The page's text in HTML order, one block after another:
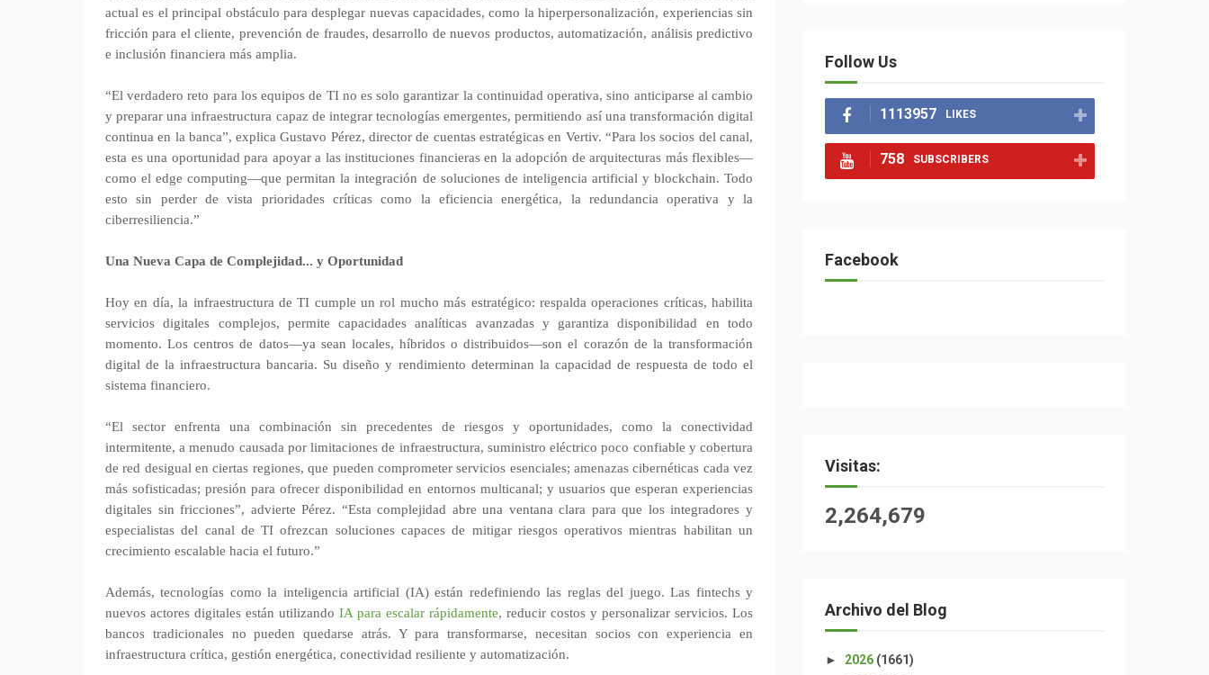
actual es el principal obstáculo para desplegar nuevas capacidades, como la hiperpersonalización, experiencias sin
fricción para el cliente, prevención de fraudes, desarrollo de nuevos productos, automatización, análisis predictivo
e inclusión financiera más amplia.
“El verdadero reto para los equipos de TI no es solo garantizar la continuidad operativa, sino anticiparse al cambio
y preparar una infraestructura capaz de integrar tecnologías emergentes, permitiendo así una transformación digital
continua en la banca”, explica Gustavo Pérez, director de cuentas estratégicas en Vertiv. “Para los socios del canal,
esta es una oportunidad para apoyar a las instituciones financieras en la adopción de arquitecturas más flexibles—
como el edge computing—que permitan la integración de soluciones de inteligencia artificial y blockchain. Todo
esto sin perder de vista prioridades críticas como la eficiencia energética, la redundancia operativa y la
ciberresiliencia.”
Una Nueva Capa de Complejidad... y Oportunidad
Hoy en día, la infraestructura de TI cumple un rol mucho más estratégico: respalda operaciones críticas, habilita
servicios digitales complejos, permite capacidades analíticas avanzadas y garantiza disponibilidad en todo
momento. Los centros de datos—ya sean locales, híbridos o distribuidos—son el corazón de la transformación
digital de la infraestructura bancaria. Su diseño y rendimiento determinan la capacidad de respuesta de todo el
sistema financiero.
“El sector enfrenta una combinación sin precedentes de riesgos y oportunidades, como la conectividad
intermitente, a menudo causada por limitaciones de infraestructura, suministro eléctrico poco confiable y cobertura
de red desigual en ciertas regiones, que pueden comprometer servicios esenciales; amenazas cibernéticas cada vez
más sofisticadas; presión para ofrecer disponibilidad en entornos multicanal; y usuarios que esperan experiencias
digitales sin fricciones”, advierte Pérez. “Esta complejidad abre una ventana clara para que los integradores y
especialistas del canal de TI ofrezcan soluciones capaces de mitigar riesgos operativos mientras habilitan un
crecimiento escalable hacia el futuro.”
Además, tecnologías como la inteligencia artificial (IA) están redefiniendo las reglas del juego. Las fintechs y
nuevos actores digitales están utilizando IA para escalar rápidamente, reducir costos y personalizar servicios. Los
bancos tradicionales no pueden quedarse atrás. Y para transformarse, necesitan socios con experiencia en
infraestructura crítica, gestión energética, conectividad resiliente y automatización.
Follow Us
1113957 LIKES
758 SUBSCRIBERS
Facebook
Visitas:
2,264,679
Archivo del Blog
► 2026 (1661)